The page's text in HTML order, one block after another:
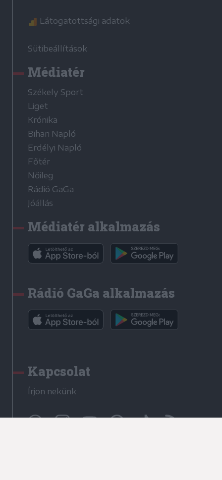
Látogatottsági adatok
Sütibeállítások
Médiatér
Székely Sport
Liget
Krónika
Bihari Napló
Erdélyi Napló
Főtér
Nőileg
Rádió GaGa
Jóállás
Médiatér alkalmazás
Rádió GaGa alkalmazás
Kapcsolat
Írjon nekünk